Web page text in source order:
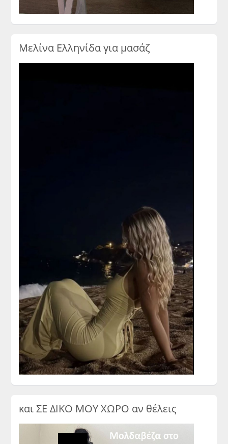
Μελίνα Ελληνίδα για μασάζ
και ΣΕ ΔΙΚΟ ΜΟΥ ΧΩΡΟ αν θέλεις